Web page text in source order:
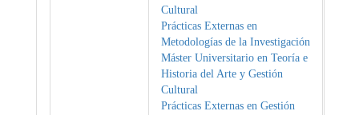
Cultural
Prácticas Externas en
Metodologías de la Investigación
Máster Universitario en Teoría e
Historia del Arte y Gestión
Cultural
Prácticas Externas en Gestión